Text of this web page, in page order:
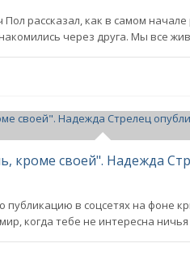
рассказал, как в самом
через друга. Мы все
в соцсетях на фоне
когда тебе не интересна